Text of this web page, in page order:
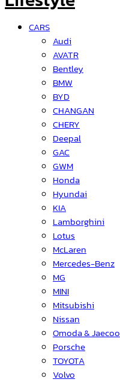
CARS
Audi
AVATR
Bentley
BMW
BYD
CHANGAN
CHERY
Deepal
GAC
GWM
Honda
Hyundai
KIA
Lamborghini
Lotus
McLaren
Mercedes-Benz
MG
MINI
Mitsubishi
Nissan
Omoda & Jaecoo
Porsche
TOYOTA
Volvo